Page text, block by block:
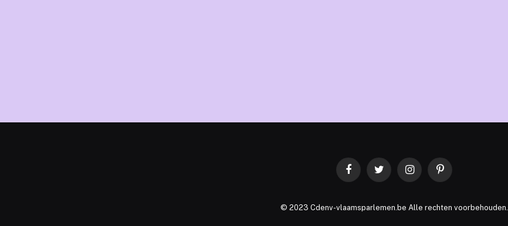
FacebookTwitter InstagramPinterest
© 2023 Cdenv-vlaamsparlemen.be Alle rechten voorbehouden.